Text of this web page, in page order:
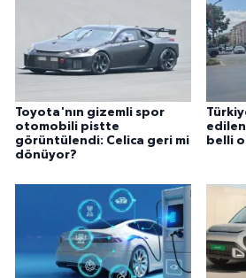
Toyota'nın gizemli spor
otomobili pistte
görüntülendi: Celica geri mi
dönüyor?
belli